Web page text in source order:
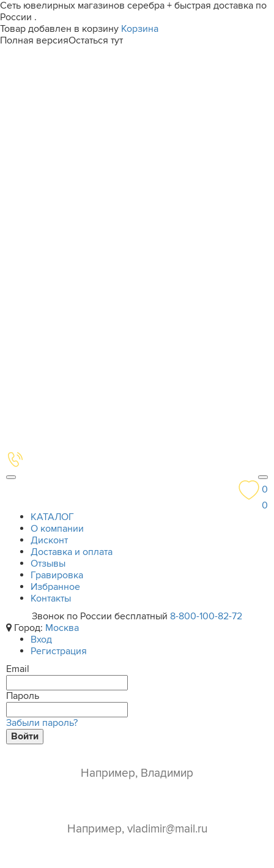
Сеть ювелирных магазинов серебра + быстрая доставка по
России .
Товар добавлен в корзину Корзина
Полная версияОстаться тут
0
0
КАТАЛОГ
О компании
Дисконт
Доставка и оплата
Отзывы
Гравировка
Избранное
Контакты
Звонок по России бесплатный 8-800-100-82-72
Город: Москва
Вход
Регистрация
Email
Пароль
Забыли пароль?
Войти